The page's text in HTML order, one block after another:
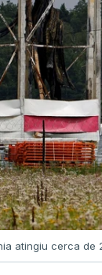
atingiu cerca de